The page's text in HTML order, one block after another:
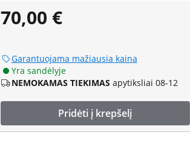
70,00 €
Garantuojama mažiausia kaina
Yra sandėlyje
NEMOKAMAS TIEKIMAS apytiksliai 08-12
Pridėti į krepšelį